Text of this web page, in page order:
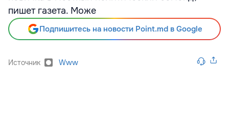
пишет газета. Може
Подпишитесь на новости Point.md в Google
Источник Www